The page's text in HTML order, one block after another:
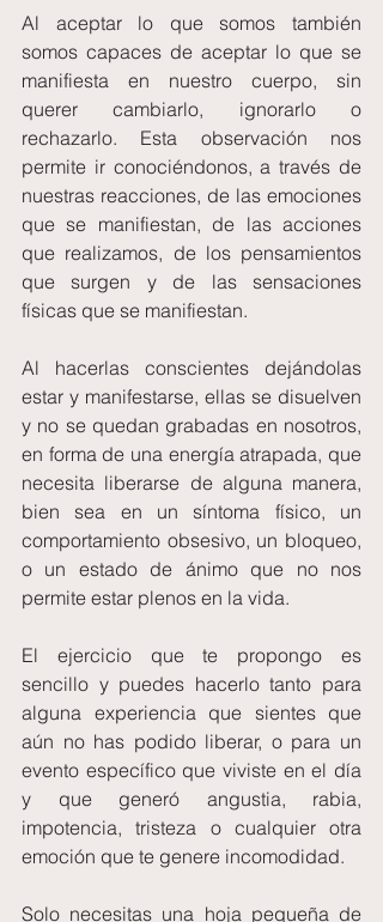
Al aceptar lo que somos también
somos capaces de aceptar lo que se
manifiesta en nuestro cuerpo, sin
querer cambiarlo, ignorarlo o
rechazarlo. Esta observación nos
permite ir conociéndonos, a través de
nuestras reacciones, de las emociones
que se manifiestan, de las acciones
que realizamos, de los pensamientos
que surgen y de las sensaciones
físicas que se manifiestan.
Al hacerlas conscientes dejándolas
estar y manifestarse, ellas se disuelven
y no se quedan grabadas en nosotros,
en forma de una energía atrapada, que
necesita liberarse de alguna manera,
bien sea en un síntoma físico, un
comportamiento obsesivo, un bloqueo,
o un estado de ánimo que no nos
permite estar plenos en la vida.
El ejercicio que te propongo es
sencillo y puedes hacerlo tanto para
alguna experiencia que sientes que
aún no has podido liberar, o para un
evento específico que viviste en el día
y que generó angustia, rabia,
impotencia, tristeza o cualquier otra
emoción que te genere incomodidad.
Solo necesitas una hoja pequeña de